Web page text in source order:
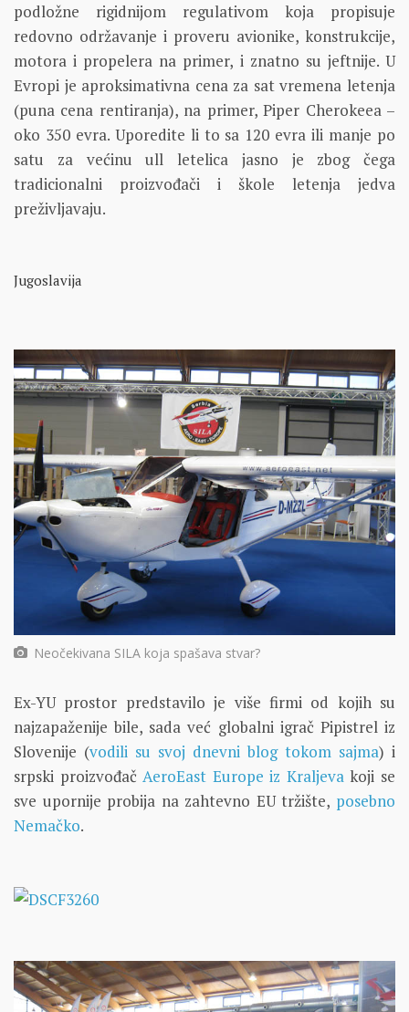
podložne rigidnijom regulativom koja propisuje
redovno održavanje i proveru avionike, konstrukcije,
motora i propelera na primer, i znatno su jeftnije. U
Evropi je aproksimativna cena za sat vremena letenja
(puna cena rentiranja), na primer, Piper Cherokeea –
oko 350 evra. Uporedite li to sa 120 evra ili manje po
satu za većinu ull letelica jasno je zbog čega
tradicionalni proizvođači i škole letenja jedva
preživljavaju.
Jugoslavija
Neočekivana SILA koja spašava stvar?
Ex-YU prostor predstavilo je više firmi od kojih su
najzapaženije bile, sada već globalni igrač Pipistrel iz
Slovenije (vodili su svoj dnevni blog tokom sajma) i
srpski proizvođačAeroEast Europe iz Kraljevakoji se
sve upornije probija na zahtevno EU tržište, posebno
Nemačko.